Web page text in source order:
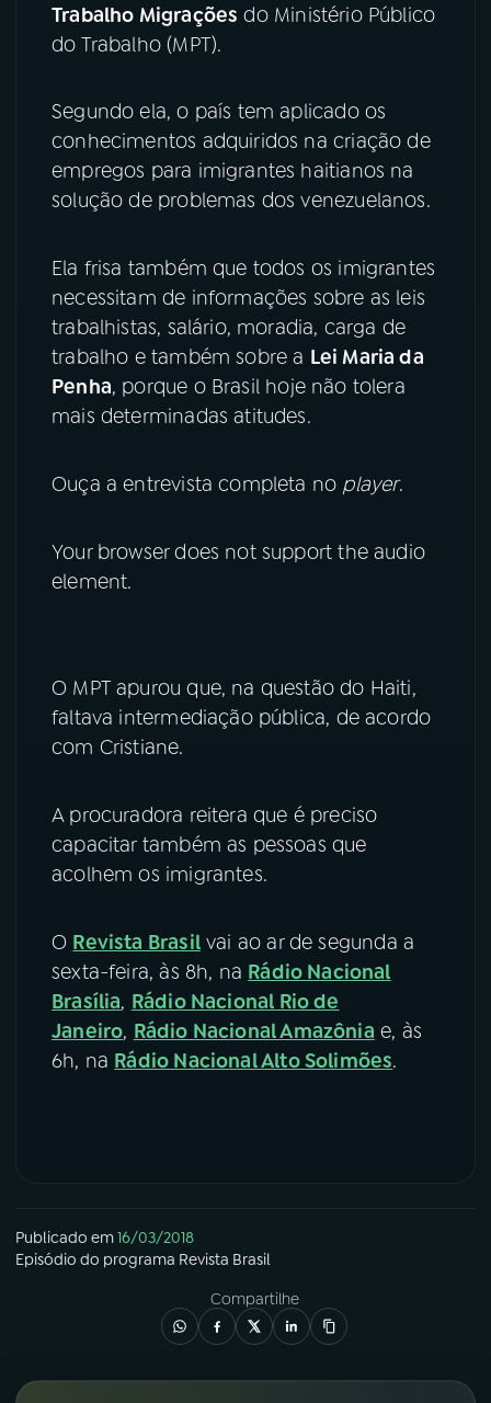
ACOMPANHE A RÁDIO NACIONAL
Instagram X
TikTok
Trabalho Migrações do Ministério Público
do Trabalho (MPT).
Segundo ela, o país tem aplicado os
conhecimentos adquiridos na criação de
empregos para imigrantes haitianos na
solução de problemas dos venezuelanos.
Ela frisa também que todos os imigrantes
necessitam de informações sobre as leis
trabalhistas, salário, moradia, carga de
trabalho e também sobre a Lei Maria da
Penha, porque o Brasil hoje não tolera
mais determinadas atitudes.
Ouça a entrevista completa no player.
Your browser does not support the audio
element.
O MPT apurou que, na questão do Haiti,
faltava intermediação pública, de acordo
com Cristiane.
A procuradora reitera que é preciso
capacitar também as pessoas que
acolhem os imigrantes.
O Revista Brasilvai ao ar de segunda a
sexta-feira, às 8h, na Rádio Nacional
Brasília, Rádio Nacional Rio de
Janeiro, Rádio Nacional Amazônia e, às
6h, na Rádio Nacional Alto Solimões.
Publicado em16/03/2018
Episódio do programa Revista Brasil
Compartilhe